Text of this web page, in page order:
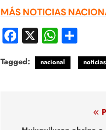
MÁS NOTICIAS
Facebook
X
Tagged: nacional